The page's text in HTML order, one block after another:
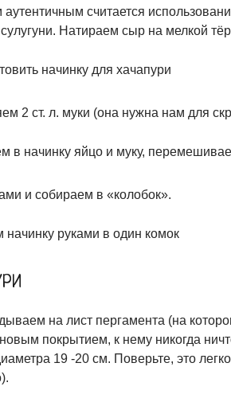
считается
Натираем сыр на мелкой
2 ст. л. муки (она нужна нам для
и собираем в «колобок».
на лист пергамента (на
покрытием, к нему никогда
19 -20 см. Поверьте, это